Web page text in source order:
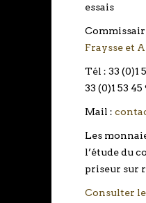
essais
Fraysse et
Tél : 33 (0)1
33 (0)1 53 45
Mail :
Les
l’étude du
priseur sur
Consulter